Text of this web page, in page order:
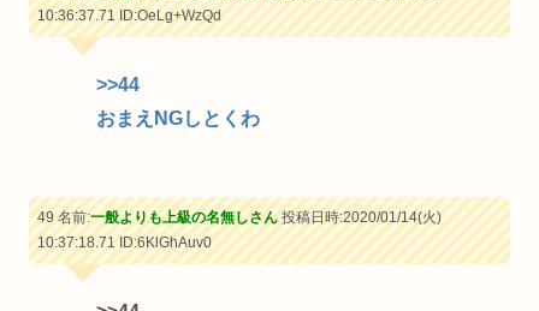
10:36:37.71ID:OeLg+WzQd
>>44
おまえNGしとくわ
49 名前:一般よりも上級の名無しさん投稿日時:2020/01/14(火)
10:37:18.71ID:6KlGhAuv0